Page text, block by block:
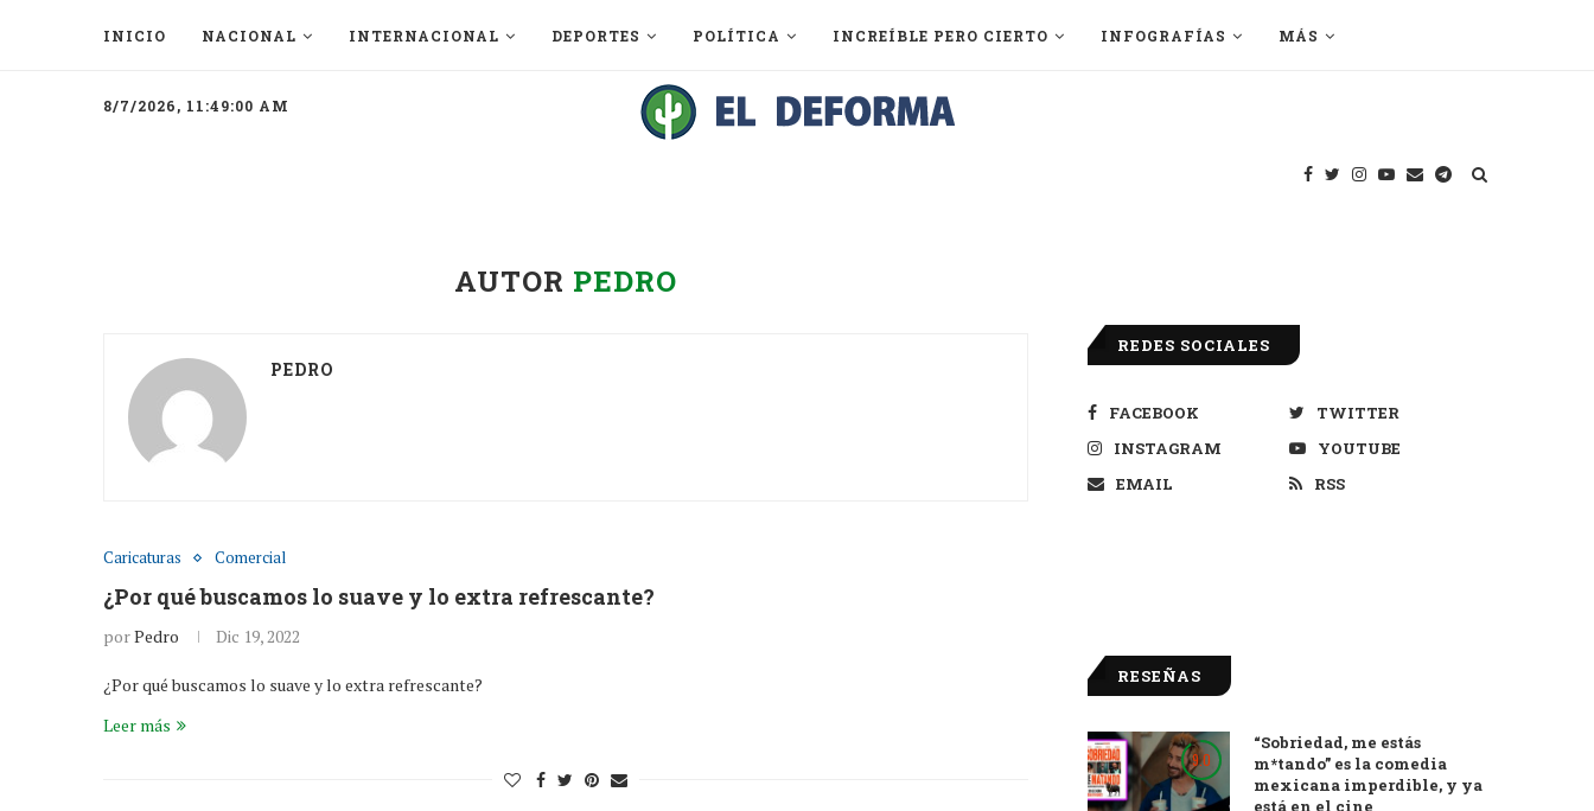
INICIO NACIONAL INTERNACIONAL DEPORTES POLÍTICA INCREÍBLE PERO CIERTO INFOGRAFÍAS MÁS
8/7/2026, 11:49:00 AM
AUTOR PEDRO
PEDRO
Caricaturas Comercial
¿Por qué buscamos lo suave y lo extra refrescante?
porPedro Dic 19, 2022
¿Por qué buscamos lo suave y lo extra refrescante?
Leer más
REDES SOCIALES
FACEBOOK
TWITTER
INSTAGRAM
YOUTUBE
EMAIL
RSS
RESEÑAS
9.0
“Sobriedad, me estás
m*tando” es la comedia
mexicana imperdible, y ya
está en el cine